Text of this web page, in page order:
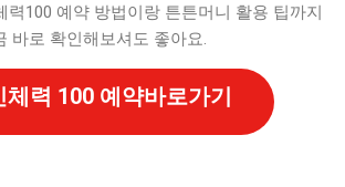
력100 예약 방법이랑 튼튼머니 활용 팁까지
바로 확인해보셔도 좋아요.
체력 100 예약바로가기